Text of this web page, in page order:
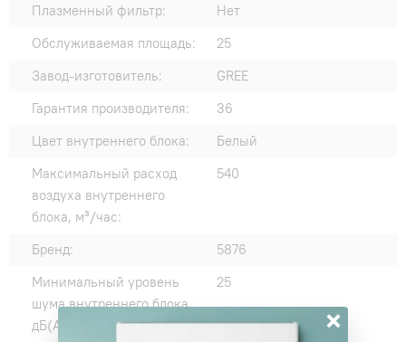
Плазменный фильтр:
Нет
Обслуживаемая площадь:
25
Завод-изготовитель:
GREE
Гарантия производителя:
36
Цвет внутреннего блока:
Белый
Максимальный расход
воздуха внутреннего
блока, м³/час:
540
Бренд:
5876
Минимальный уровень
шума внутреннего блока,
дБ(А):
25
×